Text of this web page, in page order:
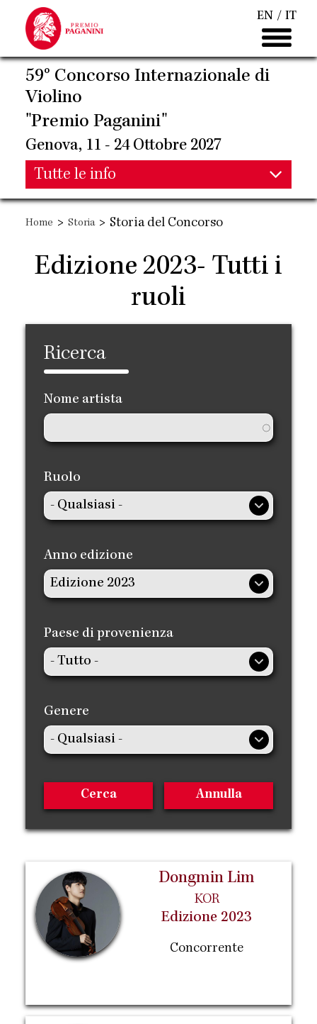
contenuto
principale
EN IT
59° Concorso Internazionale di
Violino
"Premio Paganini"
Genova, 11 - 24 Ottobre 2027
Main
navigation
Tutte le info
Main
navigation
Home > Storia > Storia del Concorso
Edizione 2023- Tutti i
ruoli
Dongmin Lim
KOR
Edizione 2023
Concorrente
Ricerca
Nome artista
Ruolo
Anno edizione
Paese di provenienza
Genere